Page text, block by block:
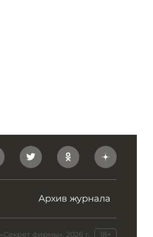
Архив журнала
«Секрет фирмы», 2026 г. 18+